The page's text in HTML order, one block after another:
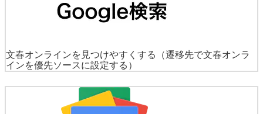
文春オンラインを見つけやすくする
（遷移先で文春オンラ
インを優先ソースに設定する）